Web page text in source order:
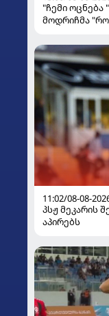
"ჩემი ოცნება
მოდრიჩმა
11:02/08-08-
პსჟ მეკარის
აპირებს